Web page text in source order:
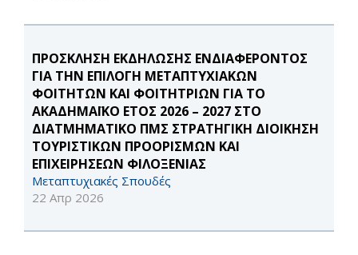
ΠΡΟΣΚΛΗΣΗ ΕΚΔΗΛΩΣΗΣ ΕΝΔΙΑΦΕΡΟΝΤΟΣ
ΓΙΑ ΤΗΝ ΕΠΙΛΟΓΗ ΜΕΤΑΠΤΥΧΙΑΚΩΝ
ΦΟΙΤΗΤΩΝ ΚΑΙ ΦΟΙΤΗΤΡΙΩΝ ΓΙΑ ΤΟ
ΑΚΑΔΗΜΑΪΚΟ ΕΤΟΣ 2026 – 2027 ΣΤΟ
ΔΙΑΤΜΗΜΑΤΙΚΟ ΠΜΣ ΣΤΡΑΤΗΓΙΚΗ ΔΙΟΙΚΗΣΗ
ΤΟΥΡΙΣΤΙΚΩΝ ΠΡΟΟΡΙΣΜΩΝ ΚΑΙ
ΕΠΙΧΕΙΡΗΣΕΩΝ ΦΙΛΟΞΕΝΙΑΣ
Μεταπτυχιακές Σπουδές
22 Απρ 2026